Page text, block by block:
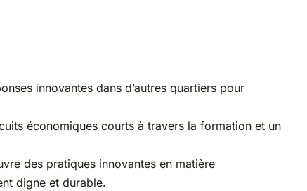
innovantes dans d’autres quartiers pour
économiques courts à travers la formation et un
des pratiques innovantes en matière
digne et durable.